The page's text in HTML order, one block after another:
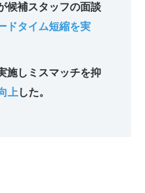
候補スタッフの面談
ドタイム短縮を実
施しミスマッチを抑
上 した。